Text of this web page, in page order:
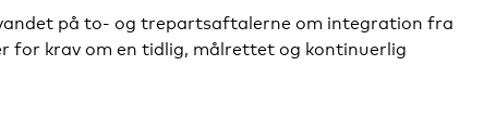
på to- og trepartsaftalerne om integration fra
for krav om en tidlig, målrettet og kontinuerlig